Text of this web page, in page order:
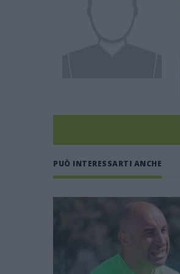
PUÒ INTERESSARTI ANCHE